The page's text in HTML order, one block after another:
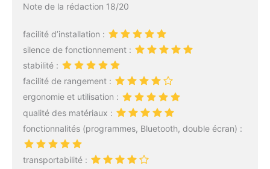
Note de la rédaction 18/20
facilité d’installation :
silence de fonctionnement :
stabilité :
facilité de rangement :
ergonomie et utilisation :
qualité des matériaux :
fonctionnalités (programmes, Bluetooth, double écran) :
transportabilité :